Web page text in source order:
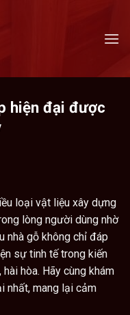
hiện đại được
loại vật liệu xây dựng
lòng người dùng nhờ
nhà gỗ không chỉ đáp
sự tinh tế trong kiến
hòa. Hãy cùng khám
nhất, mang lại cảm